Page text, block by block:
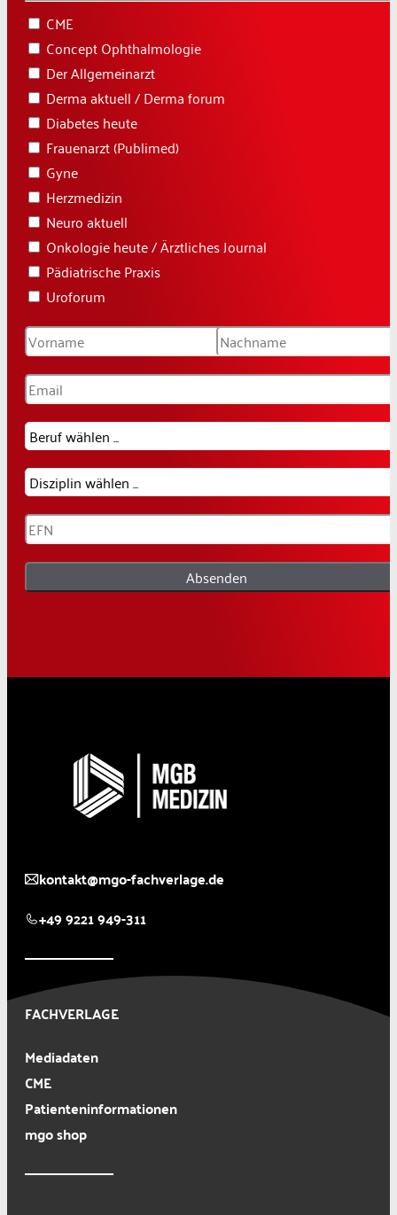
CME
Concept Ophthalmologie
Der Allgemeinarzt
Derma aktuell / Derma forum
Diabetes heute
Frauenarzt (Publimed)
Gyne
Herzmedizin
Neuro aktuell
Onkologie heute / Ärztliches Journal
Pädiatrische Praxis
Uroforum
Absenden
kontakt@mgo-fachverlage.de
+49 9221 949-311
FACHVERLAGE
Mediadaten
CME
Patienteninformationen
mgo shop